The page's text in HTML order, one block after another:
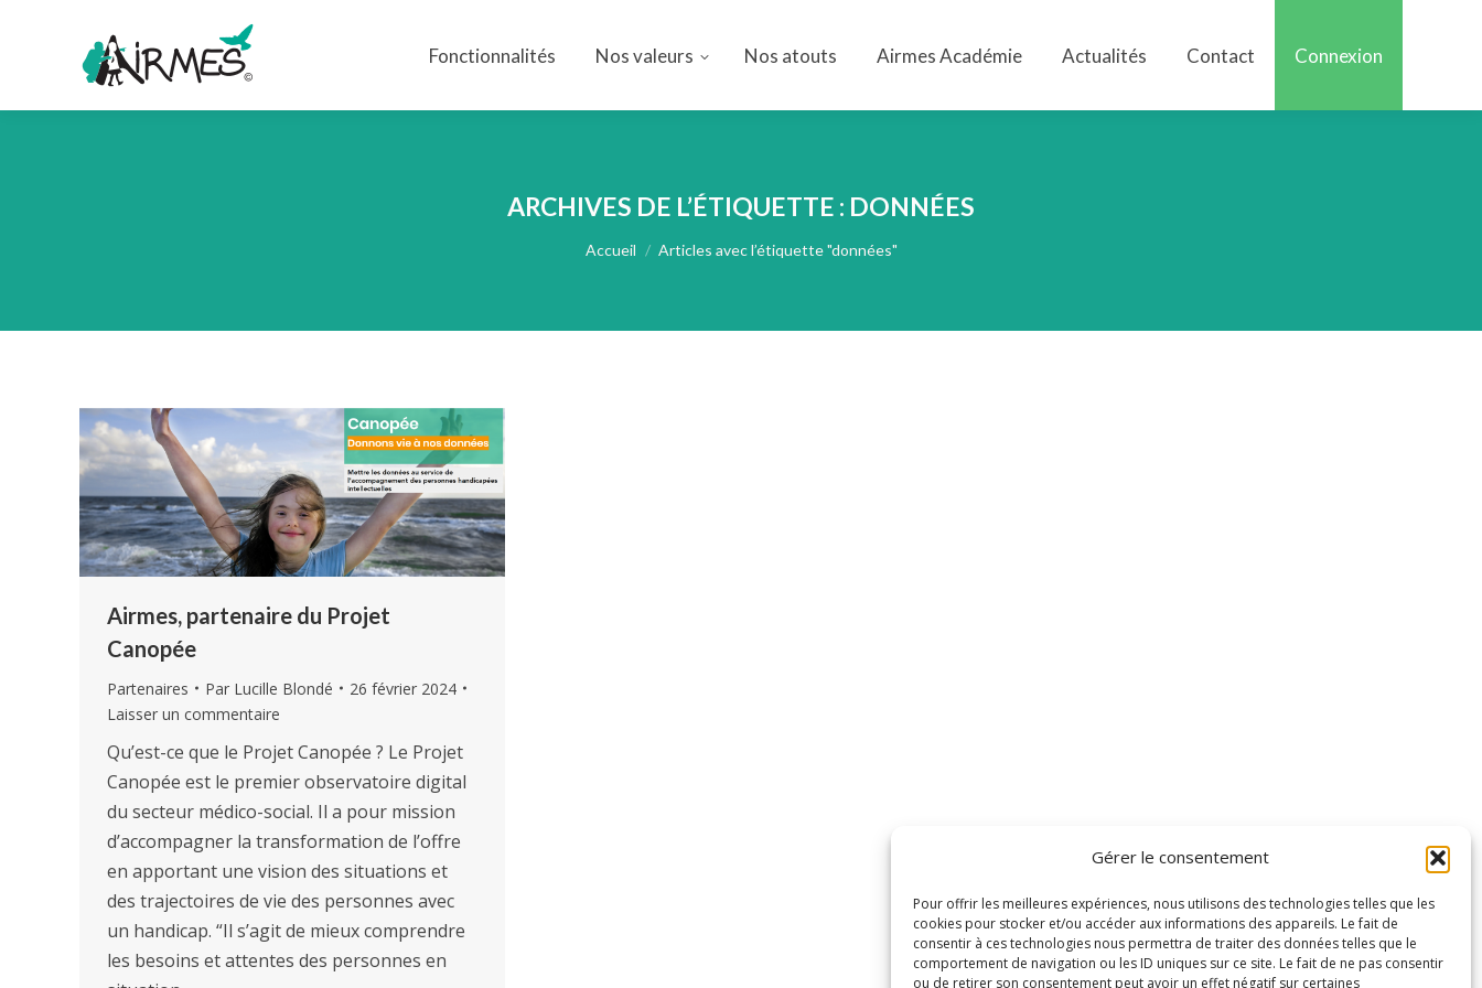
Gérer le consentement
Pour offrir les meilleures expériences, nous utilisons des technologies telles que les
cookies pour stocker et/ou accéder aux informations des appareils. Le fait de
consentir à ces technologies nous permettra de traiter des données telles que le
comportement de navigation ou les ID uniques sur ce site. Le fait de ne pas consentir
ou de retirer son consentement peut avoir un effet négatif sur certaines
Fonctionnalités Nos valeurs Nos atouts Airmes Académie Actualités Contact Connexion
ARCHIVES DE L’ÉTIQUETTE : DONNÉES
Vous êtes ici :
Accueil Articles avec l’étiquette "données"
Airmes, partenaire du Projet
Canopée
Partenaires Par Lucille Blondé
26 février 2024
Laisser un commentaire
Qu’est-ce que le Projet Canopée ? Le Projet
Canopée est le premier observatoire digital
du secteur médico-social. Il a pour mission
d’accompagner la transformation de l’offre
en apportant une vision des situations et
des trajectoires de vie des personnes avec
un handicap. “Il s’agit de mieux comprendre
les besoins et attentes des personnes en